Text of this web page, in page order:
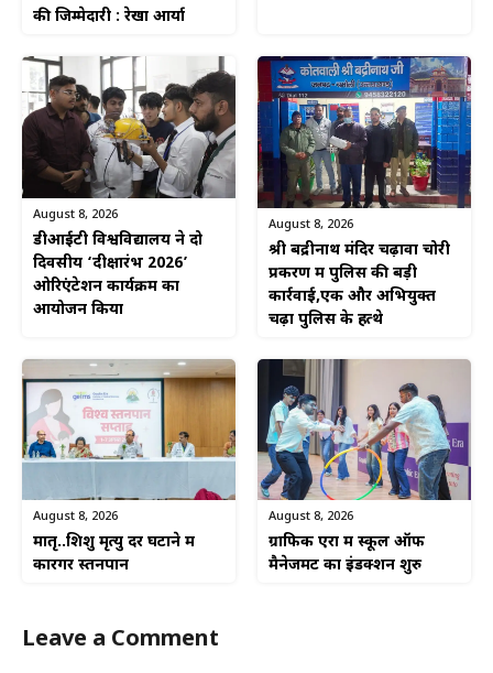
की जिम्मेदारी : रेखा आर्या
August 8, 2026
डीआईटी विश्वविद्यालय ने दो
दिवसीय ‘दीक्षारंभ 2026’
ओरिएंटेशन कार्यक्रम का
आयोजन किया
August 8, 2026
श्री बद्रीनाथ मंदिर चढ़ावा चोरी
प्रकरण में पुलिस की बड़ी
कार्रवाई,एक और अभियुक्त
चढ़ा पुलिस के हत्थे
August 8, 2026
मातृ..शिशु मृत्यु दर घटाने में
कारगर स्तनपान
August 8, 2026
ग्राफिक एरा में स्कूल ऑफ
मैनेजमेंट का इंडक्शन शुरु
Leave a Comment